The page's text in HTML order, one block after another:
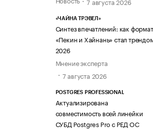
«ЧАЙНА ТРЭВЕЛ»
Синтез впечатлений: как формат
«Пекин и Хайнань» стал
2026
Мнение эксперта
7 августа 2026
POSTGRES PROFESSIONAL
Актуализирована
совместимость всей линейки
СУБД Postgres Pro с РЕД ОС